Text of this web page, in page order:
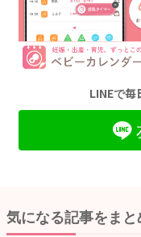
LINEで毎
気になる記事をま